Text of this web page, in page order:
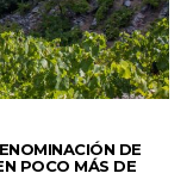
DE
POCO MÁS DE